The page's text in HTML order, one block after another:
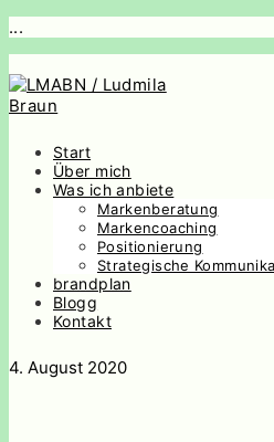
...
Start
Über mich
Was ich anbiete
Markenberatung
Markencoaching
Positionierung
Strategische
brandplan
Blogg
Kontakt
4. August 2020